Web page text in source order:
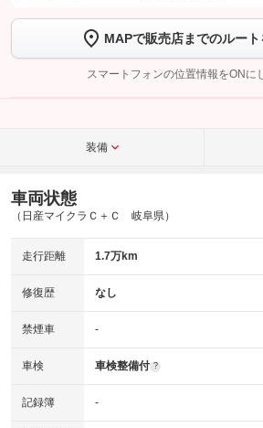
トーク画面で
ボタンをタップして問
完了してください。
こちら
MAPで販売店までのルー
スマートフォンの位置情報をONに
装備
車両状態
（日産マイクラＣ＋Ｃ 岐阜県）
走行距離 1.7万km
修復歴 なし
禁煙車 -
車検 車検整備付 ?
記録簿 -